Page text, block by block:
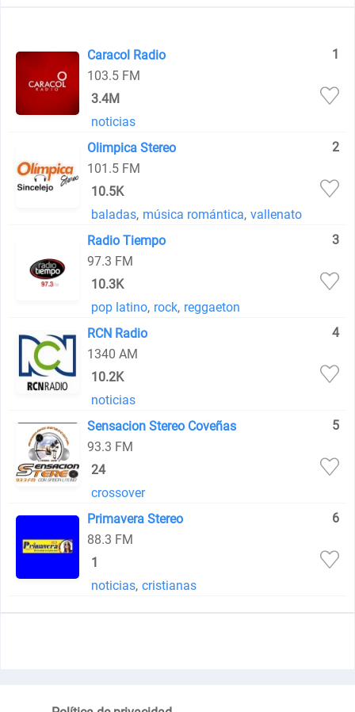
Caracol Radio
1
103.5 FM
3.4M
noticias
Olimpica Stereo
2
101.5 FM
10.5K
baladas, música romántica, vallenato
Radio Tiempo
3
97.3 FM
10.3K
pop latino, rock, reggaeton
RCN Radio
4
1340 AM
10.2K
noticias
Sensacion Stereo Coveñas
5
93.3 FM
24
crossover
Primavera Stereo
6
88.3 FM
1
noticias, cristianas